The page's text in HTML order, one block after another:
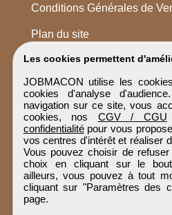
Les cookies permettent
JOBMACON utilise les
cookies d'analyse
navigation sur ce site, vous
cookies, nos CGV / CGU
confidentialitépour vous
vos centres d'intérêt et réaliser
Vous pouvez choisir de
choix en cliquant sur le
ailleurs, vous pouvez à tout
cliquant sur "Paramètres des
page.
Conditions Générales de
Plan du site